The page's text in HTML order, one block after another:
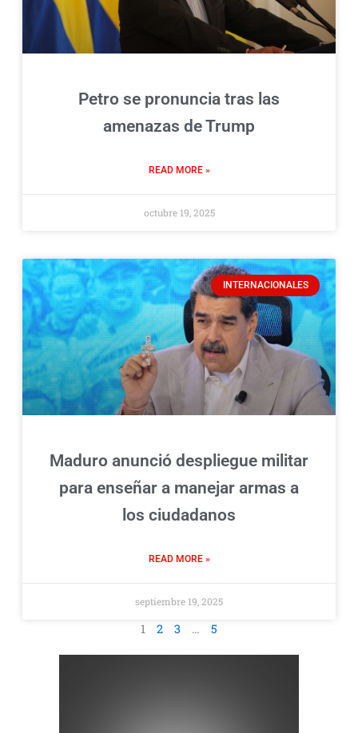
Petro se pronuncia tras las
amenazas de Trump
READ MORE »
octubre 19, 2025
INTERNACIONALES
Maduro anunció despliegue militar
para enseñar a manejar armas a
los ciudadanos
READ MORE »
septiembre 19, 2025
1 2 3 … 5